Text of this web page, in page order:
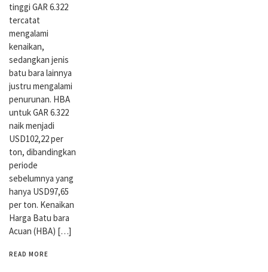
tinggi GAR 6.322
tercatat
mengalami
kenaikan,
sedangkan jenis
batu bara lainnya
justru mengalami
penurunan. HBA
untuk GAR 6.322
naik menjadi
USD102,22 per
ton, dibandingkan
periode
sebelumnya yang
hanya USD97,65
per ton. Kenaikan
Harga Batu bara
Acuan (HBA) […]
READ MORE